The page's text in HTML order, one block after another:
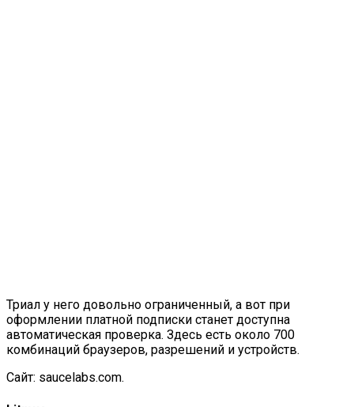
Триал у него довольно ограниченный, а вот при
оформлении платной подписки станет доступна
автоматическая проверка. Здесь есть около 700
комбинаций браузеров, разрешений и устройств.
Сайт: saucelabs.com.